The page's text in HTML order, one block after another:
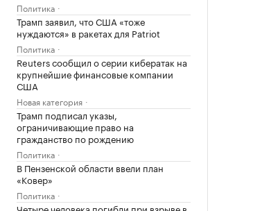
Политика
Трамп заявил, что США «тоже
нуждаются» в ракетах для Patriot
Политика
Reuters сообщил о серии кибератак на
крупнейшие финансовые компании
США
Новая категория
Трамп подписал указы,
ограничивающие право на
гражданство по рождению
Политика
В Пензенской области ввели план
«Ковер»
Политика
Четыре человека погибли при взрыве в